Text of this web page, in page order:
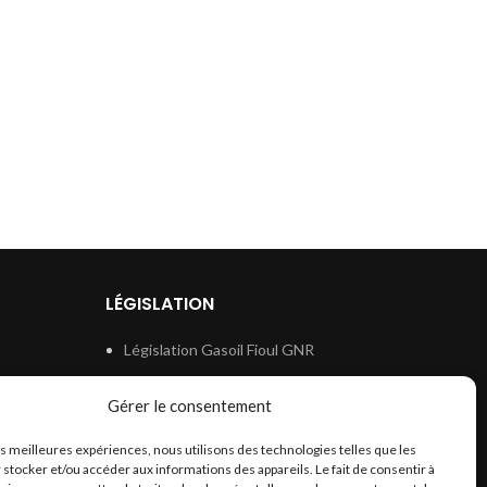
Gérer le consentement
meilleures expériences, nous utilisons des technologies telles que les
et/ou accéder aux informations des appareils. Le fait de consentir à
LÉGISLATION
Législation Gasoil Fioul GNR
Législation Eau